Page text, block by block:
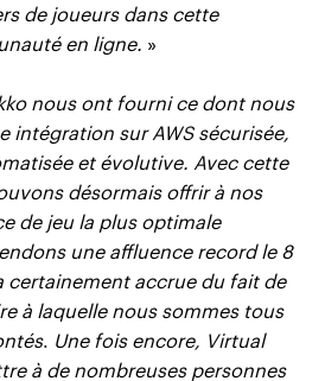
de joueurs dans cette
en ligne. »
nous ont fourni ce dont nous
intégration sur AWS sécurisée,
et évolutive. Avec cette
désormais offrir à nos
de jeu la plus optimale
une affluence record le 8
certainement accrue du fait de
à laquelle nous sommes tous
. Une fois encore, Virtual
à de nombreuses personnes